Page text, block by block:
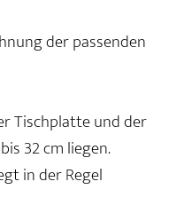
der passenden
Tischplatte und der
32 cm liegen.
in der Regel